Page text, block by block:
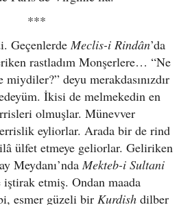
***
GeçenlerdeMeclis-i Rindân’da
rastladım Monşerlere… “Ne
deyu merakdasınızdır
İkisi de melmekedin en
olmuşlar. Münevver
eyliorlar. Arada bir de rind
ülfet etmeye geliorlar. Geliriken
Meydanı’ndaMekteb-i Sultani
etmiş. Ondan maada
esmer güzeli bir Kurdish dilber